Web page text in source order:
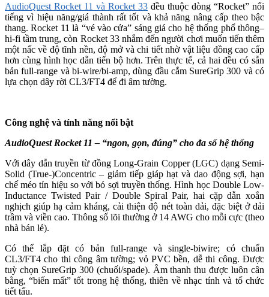
AudioQuest Rocket 11 và Rocket 33 đều thuộc dòng “Rocket” nổi
tiếng vì hiệu năng/giá thành rất tốt và khả năng nâng cấp theo bậc
thang. Rocket 11 là “vé vào cửa” sáng giá cho hệ thống phổ thông–
hi-fi tầm trung, còn Rocket 33 nhắm đến người chơi muốn tiến thêm
một nấc về độ tĩnh nền, độ mở và chi tiết nhờ vật liệu đồng cao cấp
hơn cùng hình học dẫn tiến bộ hơn. Trên thực tế, cả hai đều có sẵn
bản full-range và bi-wire/bi-amp, dùng đầu cắm SureGrip 300 và có
lựa chọn dây rời CL3/FT4 để đi âm tường.
Công nghệ và tính năng nổi bật
AudioQuest Rocket 11 – “ngon, gọn, đúng” cho đa số hệ thống
Với dây dẫn truyền từ đồng Long-Grain Copper (LGC) dạng Semi-
Solid (True-)Concentric – giảm tiếp giáp hạt và dao động sợi, hạn
chế méo tín hiệu so với bó sợi truyền thống. Hình học Double Low-
Inductance Twisted Pair / Double Spiral Pair, hai cặp dẫn xoắn
nghịch giúp hạ cảm kháng, cải thiện độ nét toàn dải, đặc biệt ở dải
trầm và viền cao. Thông số lõi thường ở 14 AWG cho mỗi cực (theo
nhà bán lẻ).
Có thể lắp đặt có bản full-range và single-biwire; có chuẩn
CL3/FT4 cho thi công âm tường; vỏ PVC bền, dễ thi công. Được
tuỳ chọn SureGrip 300 (chuối/spade). Âm thanh thu được luôn cân
bằng, “biến mất” tốt trong hệ thống, thiên về nhạc tính và tổ chức
tiết tấu.